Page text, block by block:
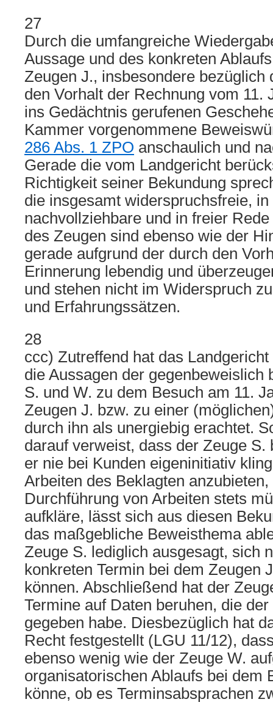
27
Durch die umfangreiche
Aussage und des konkreten
Zeugen J., insbesondere bezüglich
den Vorhalt der Rechnung vom 11.
ins Gedächtnis gerufenen
Kammer vorgenommene
286 Abs. 1 ZPO anschaulich und
Gerade die vom Landgericht
Richtigkeit seiner Bekundung
die insgesamt widerspruchsfreie, in
nachvollziehbare und in freier
des Zeugen sind ebenso wie der
gerade aufgrund der durch den
Erinnerung lebendig und
und stehen nicht im Widerspruch
und Erfahrungssätzen.
28
ccc) Zutreffend hat das
die Aussagen der gegenbeweislich
S. und W. zu dem Besuch am 11.
Zeugen J. bzw. zu einer
durch ihn als unergiebig erachtet.
darauf verweist, dass der Zeuge S.
er nie bei Kunden eigeninitiativ
Arbeiten des Beklagten
Durchführung von Arbeiten stets
aufkläre, lässt sich aus diesen
das maßgebliche Beweisthema
Zeuge S. lediglich ausgesagt, sich
konkreten Termin bei dem Zeugen
können. Abschließend hat der
Termine auf Daten beruhen, die
gegeben habe. Diesbezüglich hat
Recht festgestellt (LGU 11/12),
ebenso wenig wie der Zeuge W.
organisatorischen Ablaufs bei dem
könne, ob es Terminsabsprachen